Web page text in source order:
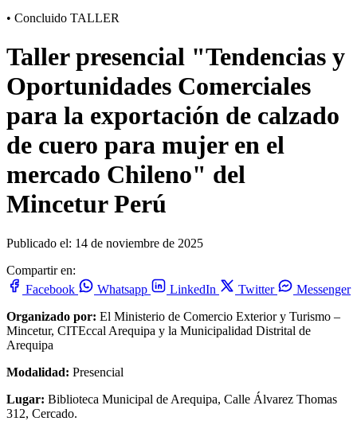
• Concluido TALLER
Taller presencial "Tendencias y
Oportunidades Comerciales
para la exportación de calzado
de cuero para mujer en el
mercado Chileno" del
Mincetur Perú
Publicado el: 14 de noviembre de 2025
Compartir en:
Facebook
Whatsapp LinkedIn Twitter
Messenger
Organizado por: El Ministerio de Comercio Exterior y Turismo –
Mincetur, CITEccal Arequipa y la Municipalidad Distrital de
Arequipa
Modalidad: Presencial
Lugar: Biblioteca Municipal de Arequipa, Calle Álvarez Thomas
312, Cercado.